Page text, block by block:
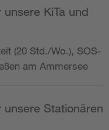
KiTa und
(20 Std./Wo.), SOS-
am Ammersee
Stationären